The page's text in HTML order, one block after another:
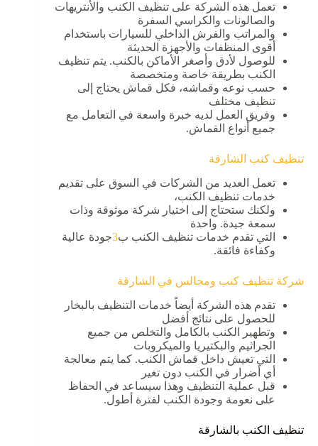
تعمل هذه الشركة على تنظيف الكنب والأنتريهات
والصالونات والكراسي السفرة
والمراتب والفرش الداخلي للسيارات باستخدام
أقوى المنظفات والأجهزة الحديثة
للوصول لأدق وأصغر الأماكن بالكنب. يتم تنظيف
الكنب بطريقة خاصة ومتخصصة
حسب نوعه وقماشه، فكل قماش يحتاج إلى
تنظيف مختلف
وفريق العمل لديه خبرة واسعة في التعامل مع
جميع أنواع القماش.
تنظيف كنب الشارقة
تعمل العديد من الشركات في السوق على تقديم
خدمات تنظيف الكنب،
ولكنك ستحتاج إلى اختيار شركة موثوقة وذات
سمعة جيدة. واحدة
التي تقدم خدمات تنظيف الكنب ب3
3
جودة عالية
وكفاءة فائقة.
شركة تنظيف كنب ومجالس في الشارقة
تقدم هذه الشركة أيضاً خدمات التنظيف بالبخار
للحصول على نتائج أفضل
وتطهير الكنب بالكامل والتخلص من جميع
الجراثيم والبكتيريا والميكروبات
التي تعيش داخل قماش الكنب. كما يتم معالجة
أي أضرار في الكنب دون تغير
قبل عملية التنظيف وهذا سيساعد في الحفاظ
على نعومة وجودة الكنب لفترة أطول.
تنظيف الكنب بالشارقة